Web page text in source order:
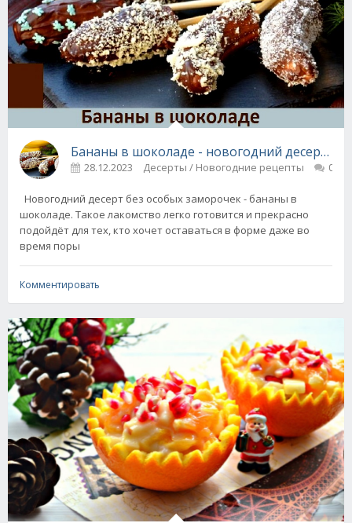
Бананы в шоколаде - новогодний десерт за
28.12.2023 Десерты / Новогодние рецепты 0
Новогодний десерт без особых заморочек - бананы в
шоколаде. Такое лакомство легко готовится и прекрасно
подойдёт для тех, кто хочет оставаться в форме даже во
время поры
Комментировать